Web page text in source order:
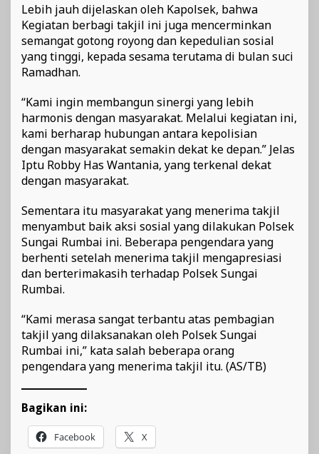
Lebih jauh dijelaskan oleh Kapolsek, bahwa
Kegiatan berbagi takjil ini juga mencerminkan
semangat gotong royong dan kepedulian sosial
yang tinggi, kepada sesama terutama di bulan suci
Ramadhan.
“Kami ingin membangun sinergi yang lebih
harmonis dengan masyarakat. Melalui kegiatan ini,
kami berharap hubungan antara kepolisian
dengan masyarakat semakin dekat ke depan.” Jelas
Iptu Robby Has Wantania, yang terkenal dekat
dengan masyarakat.
Sementara itu masyarakat yang menerima takjil
menyambut baik aksi sosial yang dilakukan Polsek
Sungai Rumbai ini. Beberapa pengendara yang
berhenti setelah menerima takjil mengapresiasi
dan berterimakasih terhadap Polsek Sungai
Rumbai.
“Kami merasa sangat terbantu atas pembagian
takjil yang dilaksanakan oleh Polsek Sungai
Rumbai ini,” kata salah beberapa orang
pengendara yang menerima takjil itu. (AS/TB)
Bagikan ini:
Facebook X